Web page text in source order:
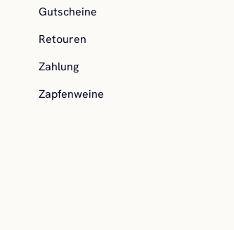
Gutscheine
Retouren
Zahlung
Zapfenweine